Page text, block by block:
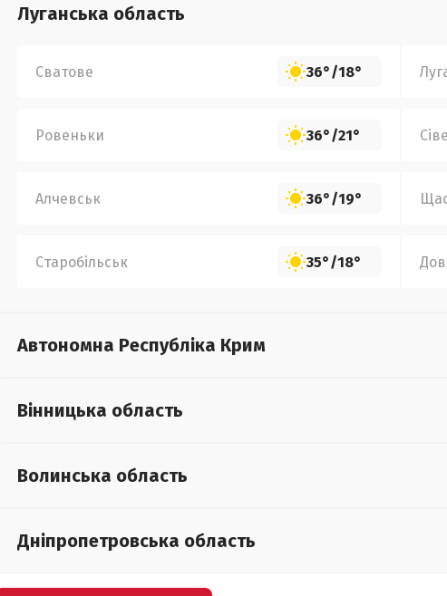
Луганська область
Сватове 36°/18°
Ровеньки 36°/21°
Алчевськ 36°/19°
Старобільськ 35°/18°
Автономна Республіка Крим
Вінницька область
Волинська область
Дніпропетровська область